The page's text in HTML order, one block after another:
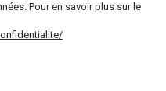
Pour en savoir plus sur le